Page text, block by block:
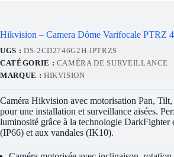
Hikvision – Camera Dôme Varifocale PTRZ
UGS : DS-2CD2746G2H-IPTRZS
CATÉGORIE : CAMÉRA DE SURVEILLANCE
MARQUE : HIKVISION
Caméra Hikvision avec motorisation Pan,
pour une installation et surveillance aisées.
luminosité grâce à la technologie DarkFighter
(IP66) et aux vandales (IK10).